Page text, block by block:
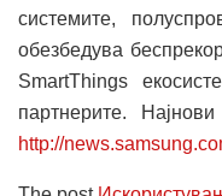
системите,
обезбедува
SmartThings
партнерите.
http://